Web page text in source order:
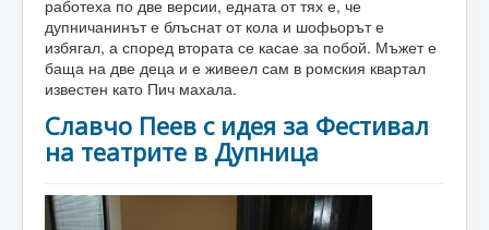
работеха по две версии, едната от тях е, че
дупничанинът е блъснат от кола и шофьорът е
избягал, а според втората се касае за побой. Мъжет е
баща на две деца и е живеел сам в ромския квартал
известен като Пич махала.
Славчо Пеев с идея за Фестивал
на театрите в Дупница